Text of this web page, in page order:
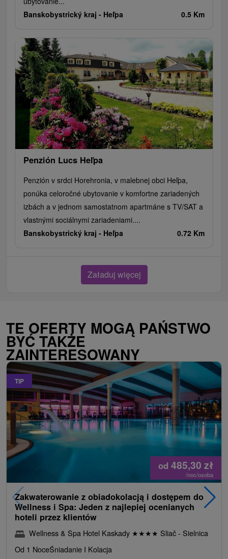
Banskobystrický kraj - Heľpa 0.5 Km
Penzión Lucs Heľpa
Penzión v srdci Horehronia, v malebnej obci Heľpa,
ponúka celoročné ubytovanie v komfortne zariadených
izbách a v jednom samostatnom apartmáne s TV/SAT a
vlastnými sociálnymi zariadeniami....
Banskobystrický kraj - Heľpa 0.72 Km
Załaduj więcej
TE OFERTY MOGĄ PAŃSTWO
BYĆ TAKŻE
ZAINTERESOWANY
TIP
od 485,30 zł
/noc/osoba
Zakwaterowanie z obiadokolacją i dostępem do
Wellness i Spa: Jeden z najlepiej ocenianych
hoteli przez klientów
Wellness & Spa Hotel Kaskady ★★★★ Sliač - Sielnica
Od 1 NoceŚniadanie I Kolacja